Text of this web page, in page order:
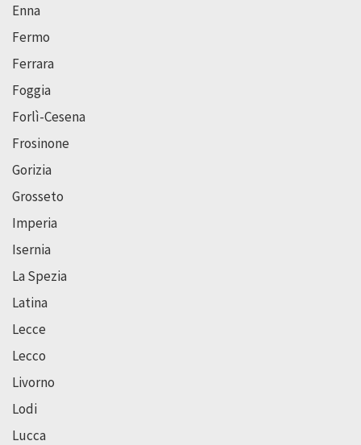
Enna
Fermo
Ferrara
Foggia
Forlì-Cesena
Frosinone
Gorizia
Grosseto
Imperia
Isernia
La Spezia
Latina
Lecce
Lecco
Livorno
Lodi
Lucca